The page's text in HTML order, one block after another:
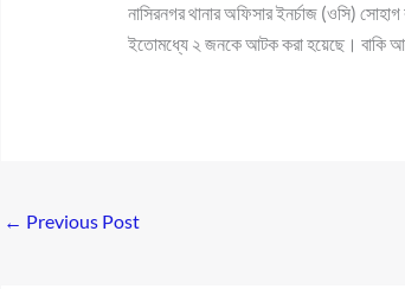
নাসিরনগর থানার অফিসার ইনর্চাজ (ওসি)
ইতোমধ্যে ২ জনকে আটক করা হয়েছে। বাকি
← Previous Post